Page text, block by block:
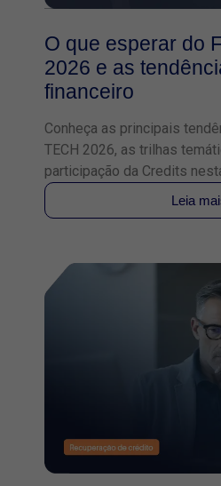
O que esperar do
2026 e as
financeiro
Conheça as principais
TECH 2026, as trilhas
participação da Credits
Leia